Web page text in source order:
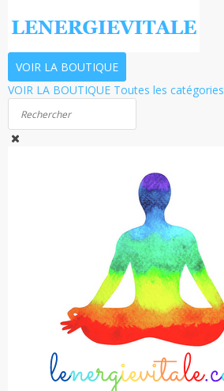
VOIR LA BOUTIQUE
VOIR LA BOUTIQUE Toutes les catégories